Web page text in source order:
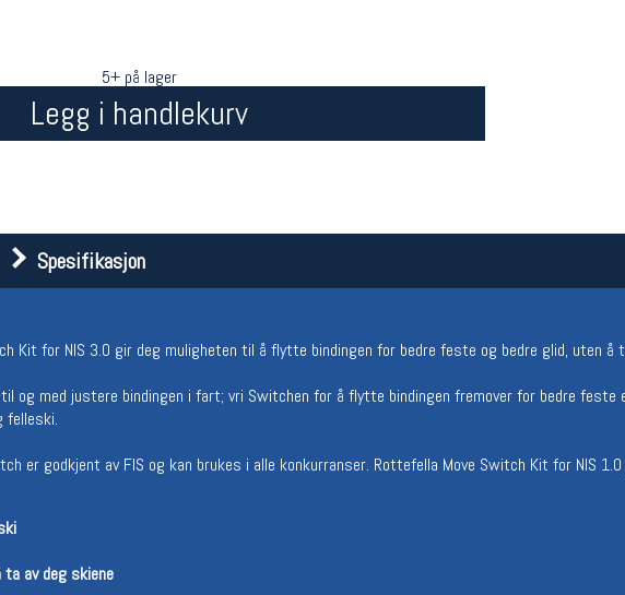
5+ på lager
Legg i handlekurv
Spesifikasjon
Kit for NIS 3.0 gir deg muligheten til å flytte bindingen for bedre feste og bedre glid, uten å
og med justere bindingen i fart; vri Switchen for å flytte bindingen fremover for bedre feste
felleski.
er godkjent av FIS og kan brukes i alle konkurranser. Rottefella Move Switch Kit for NIS
av deg skiene
10-13)
Åpningstider butikk
Man-Fredag:
11-18
Team
Magasinet